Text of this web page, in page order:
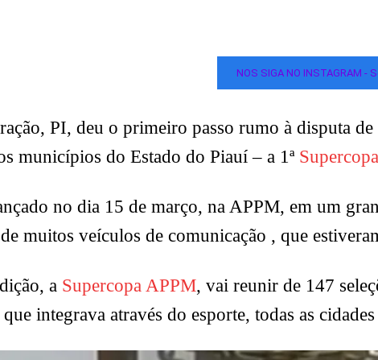
NOS SIGA NO INSTAGRAM -
PI, deu o primeiro passo rumo à disputa
municípios do Estado do Piauí – a 1ª
no dia 15 de março, na APPM, em um
muitos veículos de comunicação , que
a Supercopa APPM, vai reunir de 147
que integrava através do esporte, todas as